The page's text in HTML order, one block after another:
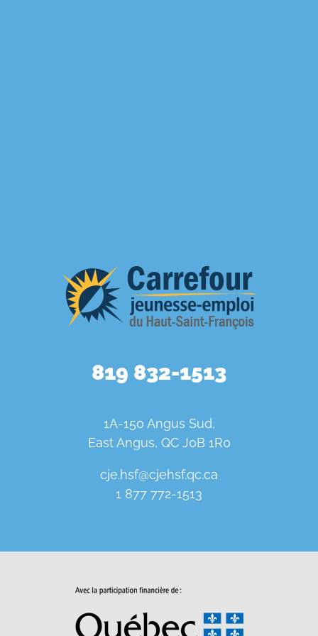
819 832-1513
1A-150 Angus Sud,
East Angus, QC J0B 1R0
cje.hsf@cjehsf.qc.ca
1 877 772-1513